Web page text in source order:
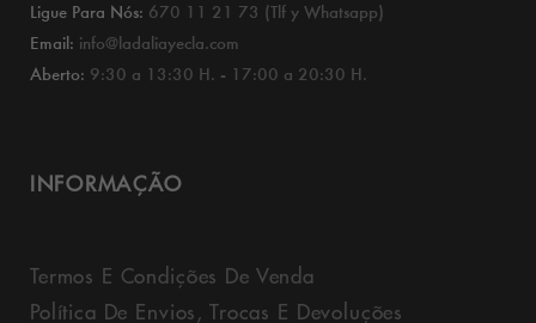
Ligue Para Nós: 670 11 21 73 (Tlf y Whatsapp)
Email: info@ladaliayecla.com
Aberto: 9:30 a 13:30 H. - 17:00 a 20:30 H.
INFORMAÇÃO
Termos E Condições De Venda
Política De Envios, Trocas E Devoluções